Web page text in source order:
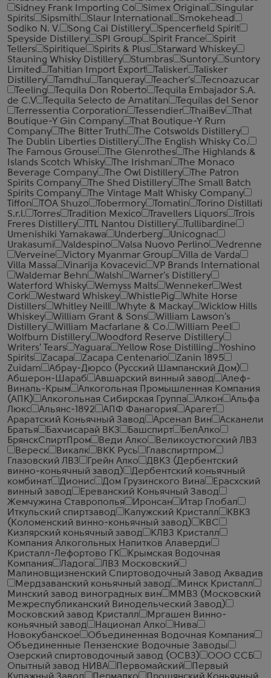
Sidney Frank Importing Co
Simex Original
Singular
Spirits
Sipsmith Slaur International
Smokehead
Sodiko N. V.
Song Cai Distillery
Spencerfield Spirit
Speyside Distillery
SPI Group Spirit France
Spirit
Tellers
Spiritique Spirits & Plus
Starward Whiskey
Stauning Whisky Distillery
Stumbras Suntory
Suntory
Limited
Tahitian Import Export Talisker
Talisker
Distillery
Tamdhu Tanqueray Teacher's
Tecnoazucar
Teeling
Tequila Don Roberto
Tequila Embajador S.A.
de C.V
Tequila Selecto de Amatitan
Tequilas del Senor
Terressentia Corporation
Tessendier ThaiBev
That
Boutique-Y Gin Company
That Boutique-Y Rum
Company
The Bitter Truth
The Cotswolds Distillery
The Dublin Liberties Distillery
The English Whisky Co.
The Famous Grouse
The Glenrothes
The Highlands &
Islands Scotch Whisky
The Irishman
The Monaco
Beverage Company
The Owl Distillery
The Patron
Spirits Company
The Shed Distillery
The Small Batch
Spirits Company
The Vintage Malt Whisky Company
Tiffon
TOA Shuzo Tobermory Tomatin
Torino Distillati
S.r.l.
Torres Tradition Mexico Travellers Liquors
Trois
Freres Distillery
TTL Nantou Distillery
Tullibardine
Umenishiki Yamakawa
Underberg
Unicognac
Urakasumi
Valdespino Valsa Nuovo Perlino
Vedrenne
Verveine
Victory Myanmar Group
Villa de Varda
Villa Massa
Vinarija Kovacevic
VP Brands International
Waldemar Behn
Walsh
Warner's Distillery
Waterford Whisky
Wemyss Malts Wenneker
West
Cork
Westward Whiskey WhistlePig
White Horse
Distillers
Whitley Neill Whyte & Mackay
Wicklow Hills
Whiskey
William Grant & Sons
William Lawson's
Distillery
William Macfarlane & Co.
William Peel
Wolfburn Distillery
Woodford Reserve Distillery
Writers' Tears
Yaguara Yellow Rose Distilling
Yoshino
Spirits
Zacapa Zacapa Centenario
Zanin 1895
Zuidam
Абрау-Дюрсо (Русский Шампанский Дом)
Абшерон-Шараб
Авшарский винный завод
Алеф-
Виналь-Крым
Алкогольная Промышленная Компания
(АПК)
Алкогольная Сибирская Группа Алкон
Альфа
Люкс
Альянс-1892 АПФ Фанагория
Арагет
Араратский Коньячный Завод
Арсенал Вин
Асканели
Братья
Бахчисарай ВКЗ Башспирт
БелАлко
БрянскСпиртПром
Веди Алко
Великоустюгский ЛВЗ
Вереск
Викалк ВКК Русь
Главспиртпром
Глазовский ЛВЗ
Грейн Алко
ДВКЗ (Дербентский
винно-коньячный завод)
Дербентский коньячный
комбинат
Дионис Дом Грузинского Вина
Ерасхский
винный завод
Ереванский Коньячный Завод
Жемчужина Ставрополья
Иронсан
Итар Глобал
Иткульский спиртзавод
Калужский Кристалл
КВКЗ
(Коломенский винно-коньячный завод)
КВС
Кизлярский коньячный завод
КЛВЗ Кристалл
Компания Алкогольных Напитков Алаверди
Кристалл-Лефортово ГК
Крымская Водочная
Компания
Ладога
ЛВЗ Московский
Малиновщизненский Спиртоводочный Завод Аквадив
Мердзаванский коньячный завод
Минск Кристалл
Минский завод виноградных вин
ММВЗ (Московский
Межреспубликанский Винодельческий Завод)
Московский завод Кристалл
Мргашен Винно-
коньячный завод
Национал Алко
Нива
Новокубанское
Объединенная Водочная Компания
Объединенные Пензенские Водочные Заводы
Озерский спиртоводочный завод (ОСВЗ)
ООО ССБ
Опытный завод НИВА
Первомайский
Первый